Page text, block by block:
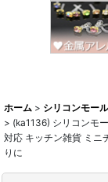
ホーム > シリコンモー
> (ka1136) シリコンモ
対応 キッチン雑貨 ミニ
りに